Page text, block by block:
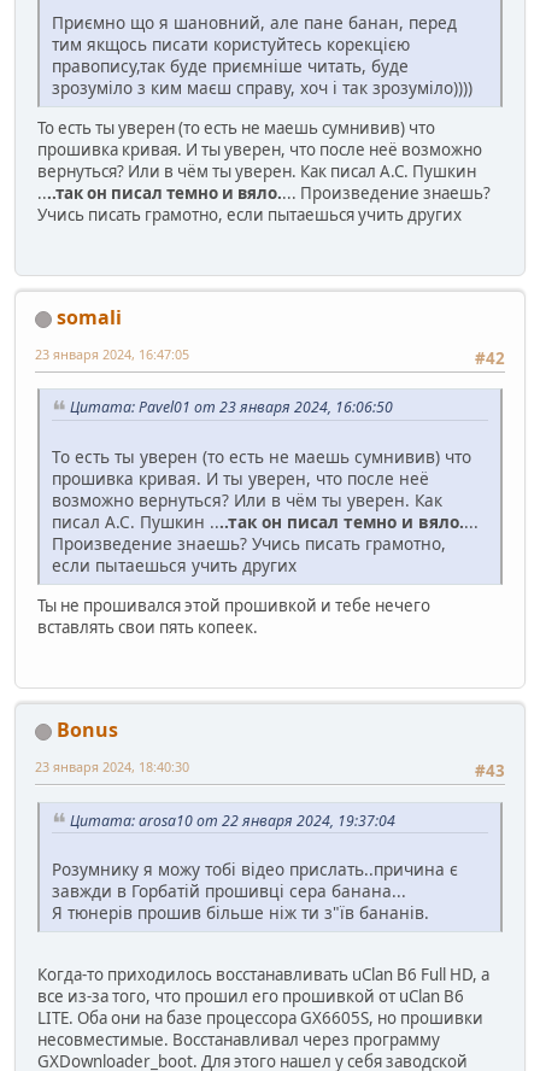
Приємно що я шановний, але пане банан, перед
тим якщось писати користуйтесь корекцією
правопису,так буде приємніше читать, буде
зрозуміло з ким маєш справу, хоч і так зрозуміло))))
То есть ты уверен (то есть не маешь сумнивив) что
прошивка кривая. И ты уверен, что после неё возможно
вернуться? Или в чём ты уверен. Как писал А.С. Пушкин
....так он писал темно и вяло.... Произведение знаешь?
Учись писать грамотно, если пытаешься учить других
somali
#42
23 января 2024, 16:47:05
Цитата: Pavel01 от 23 января 2024, 16:06:50
То есть ты уверен (то есть не маешь сумнивив) что
прошивка кривая. И ты уверен, что после неё
возможно вернуться? Или в чём ты уверен. Как
писал А.С. Пушкин ....так он писал темно и вяло....
Произведение знаешь? Учись писать грамотно,
если пытаешься учить других
Ты не прошивался этой прошивкой и тебе нечего
вставлять свои пять копеек.
Bonus
#43
23 января 2024, 18:40:30
Цитата: arosa10 от 22 января 2024, 19:37:04
Розумнику я можу тобі відео прислать..причина є
завжди в Горбатій прошивці сера банана...
Я тюнерів прошив більше ніж ти з"їв бананів.
Когда-то приходилось восстанавливать uClan B6 Full HD, а
все из-за того, что прошил его прошивкой от uClan B6
LITE. Оба они на базе процессора GX6605S, но прошивки
несовместимые. Восстанавливал через программу
GXDownloader_boot. Для этого нашел у себя заводской